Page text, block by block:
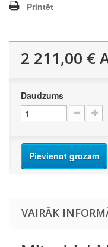
Printēt
2 211,00 €
Daudzums
Pievienot grozam
VAIRĀK